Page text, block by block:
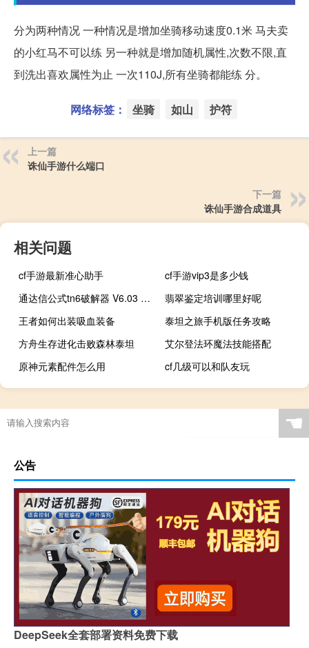
分为两种情况 一种情况是增加坐骑移动速度0.1米 马夫卖
的小红马不可以练 另一种就是增加随机属性,次数不限,直
到洗出喜欢属性为止 一次110J,所有坐骑都能练 分。
网络标签： 坐骑 如山 护符
上一篇
诛仙手游什么端口
下一篇
诛仙手游合成道具
相关问题
cf手游最新准心助手
cf手游vip3是多少钱
通达信公式tn6破解器 V6.03 最新免费版（通达信公式tn6破解器 V6.03 最新免费版功能简介）
翡翠鉴定培训哪里好呢
王者如何出装吸血装备
泰坦之旅手机版任务攻略
方舟生存进化击败森林泰坦
艾尔登法环魔法技能搭配
原神元素配件怎么用
cf几级可以和队友玩
☚
公告
DeepSeek全套部署资料免费下载